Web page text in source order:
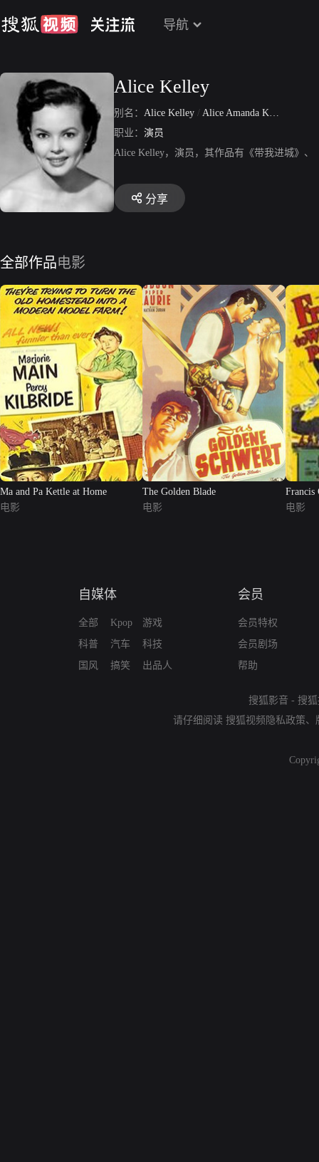
导航
Alice Kelley
别名： Alice Kelley / Alice Amanda Kelley
职业： 演员
Alice Kelley，演员，其作品有《带我进城》、
分享
全部作品电影
Ma and Pa Kettle at Home
电影
The Golden Blade
电影
Francis
电影
自媒体
全部
科普
国风
Kpop
汽车
搞笑
游戏
科技
出品人
会员
会员特权
会员剧场
帮助
搜狐影音 - 搜
请仔细阅读 搜狐视频隐私政策、